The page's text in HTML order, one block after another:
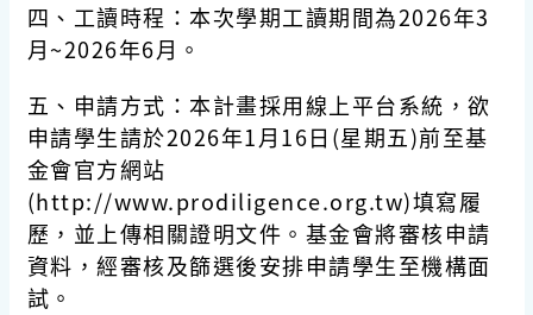
四、工讀時程：本次學期工讀期間為2026年3
月~2026年6月。
五、申請方式：本計畫採用線上平台系統，欲
申請學生請於2026年1月16日(星期五)前至基
金會官方網站
(http://www.prodiligence.org.tw)填寫履
歷，並上傳相關證明文件。基金會將審核申請
資料，經審核及篩選後安排申請學生至機構面
試。